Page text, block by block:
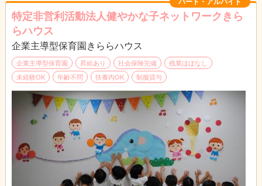
特定非営利活動法人健やかな子ネットワークきら
らハウス
企業主導型保育園きららハウス
企業主導型保育園 昇給あり 社会保険完備
残業ほぼなし
未経験OK
年齢不問 扶養内OK 制服貸与